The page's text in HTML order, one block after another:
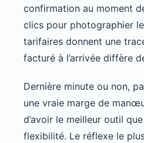
confirmation au moment
clics pour photographier
tarifaires donnent une
facturé à l’arrivée diffère
Dernière minute ou non,
une vraie marge de
d’avoir le meilleur outil
flexibilité. Le réflexe le